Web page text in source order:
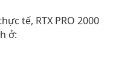
tế, RTX PRO 2000
ở: